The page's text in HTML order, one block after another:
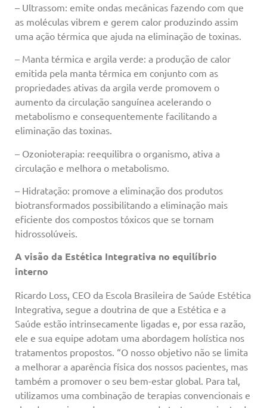
– Ultrassom: emite ondas mecânicas fazendo com que
as moléculas vibrem e gerem calor produzindo assim
uma ação térmica que ajuda na eliminação de toxinas.
– Manta térmica e argila verde: a produção de calor
emitida pela manta térmica em conjunto com as
propriedades ativas da argila verde promovem o
aumento da circulação sanguínea acelerando o
metabolismo e consequentemente facilitando a
eliminação das toxinas.
– Ozonioterapia: reequilibra o organismo, ativa a
circulação e melhora o metabolismo.
– Hidratação: promove a eliminação dos produtos
biotransformados possibilitando a eliminação mais
eficiente dos compostos tóxicos que se tornam
hidrossolúveis.
A visão da Estética Integrativa no equilíbrio
interno
Ricardo Loss, CEO da Escola Brasileira de Saúde Estética
Integrativa, segue a doutrina de que a Estética e a
Saúde estão intrinsecamente ligadas e, por essa razão,
ele e sua equipe adotam uma abordagem holística nos
tratamentos propostos. “O nosso objetivo não se limita
a melhorar a aparência física dos nossos pacientes, mas
também a promover o seu bem-estar global. Para tal,
utilizamos uma combinação de terapias convencionais e